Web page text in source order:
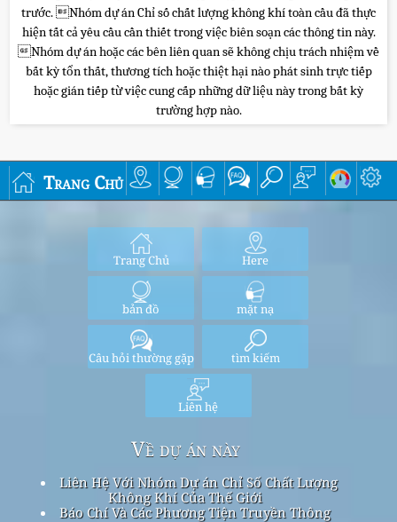
trước. Nhóm dự án Chỉ số chất lượng không khí toàn cầu đã thực
hiện tất cả yêu cầu cần thiết trong việc biên soạn các thông tin này.
Nhóm dự án hoặc các bên liên quan sẽ không chịu trách nhiệm về
bất kỳ tổn thất, thương tích hoặc thiệt hại nào phát sinh trực tiếp
hoặc gián tiếp từ việc cung cấp những dữ liệu này trong bất kỳ
trường hợp nào.
Trang Chủ
Trang Chủ Here
bản đồ mặt nạ
Câu hỏi thường gặp tìm kiếm
Liên hệ
Về dự án này
Liên Hệ Với Nhóm Dự án Chỉ Số Chất Lượng
Không Khí Của Thế Giới
Báo Chí Và Các Phương Tiện Truyền Thông